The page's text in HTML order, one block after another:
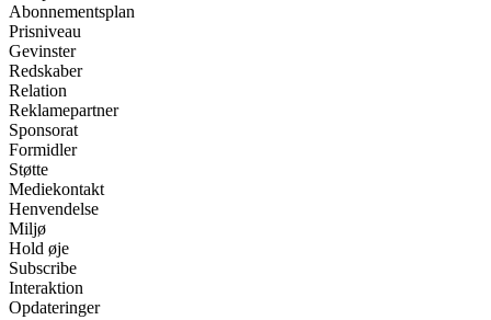
Abonnementsplan
Prisniveau
Gevinster
Redskaber
Relation
Reklamepartner
Sponsorat
Formidler
Støtte
Mediekontakt
Henvendelse
Miljø
Hold øje
Subscribe
Interaktion
Opdateringer